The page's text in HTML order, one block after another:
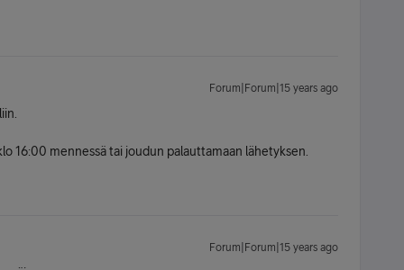
Forum|Forum|15 years ago
16:00 mennessä tai joudun palauttamaan lähetyksen.
Forum|Forum|15 years ago